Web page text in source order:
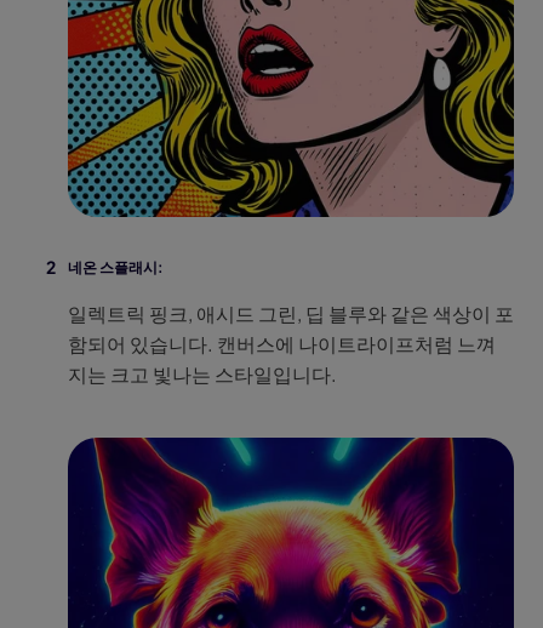
네온 스플래시:
일렉트릭 핑크, 애시드 그린, 딥 블루와 같은 색상이 포
함되어 있습니다. 캔버스에 나이트라이프처럼 느껴
지는 크고 빛나는 스타일입니다.